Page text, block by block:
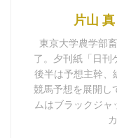
片山
東京大学農学部
了。夕刊紙「日刊
後半は予想主幹、
競馬予想を展開し
ムはブラックジ